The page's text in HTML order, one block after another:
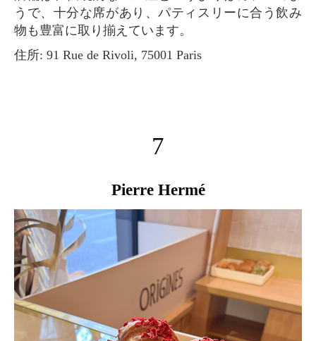
うで、十分な席があり、パティスリーに合う飲み
物も豊富に取り揃えています。
住所: 91 Rue de Rivoli, 75001 Paris
7
Pierre Hermé